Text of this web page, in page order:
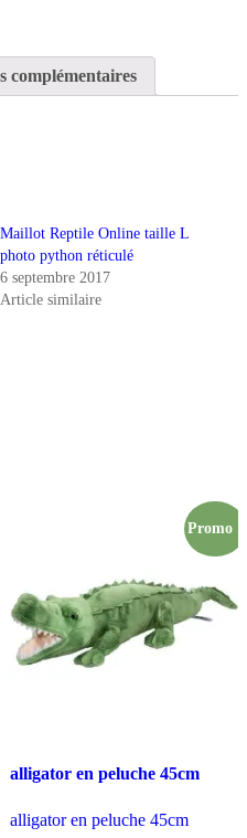
complémentaires
Maillot Reptile Online taille L
photo python réticulé
6 septembre 2017
Article similaire
Promo !
alligator en peluche 45cm
alligator en peluche 45cm